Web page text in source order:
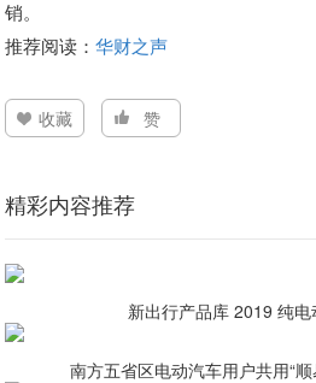
销。
推荐阅读：华财之声
收藏 赞
精彩内容推荐
新出行产品库 2019 纯电
南方五省区电动汽车用户共用“